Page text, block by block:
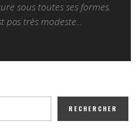
sous toutes ses formes.
pas très modeste...
RECHERCHER